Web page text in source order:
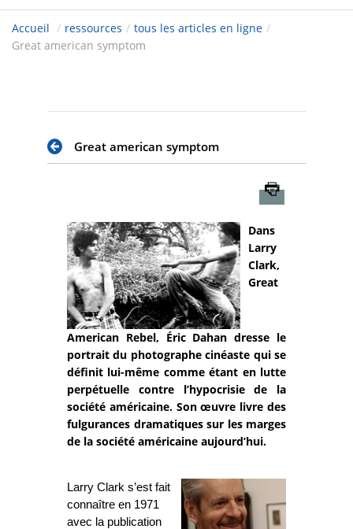
Accueil / ressources / tous les articles en ligne /
Great american symptom
Great american symptom
Dans
Larry
Clark,
Great
American Rebel, Éric Dahan dresse le
portrait du photographe cinéaste qui se
définit lui-même comme étant en lutte
perpétuelle contre l’hypocrisie de la
société américaine. Son œuvre livre des
fulgurances dramatiques sur les marges
de la société américaine aujourd’hui.
Larry Clark s’est fait
connaître en 1971
avec la publication